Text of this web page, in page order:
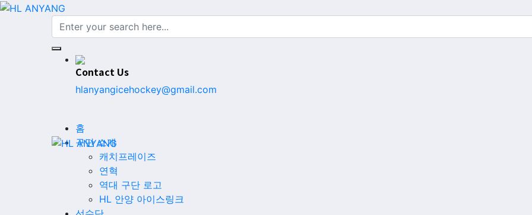
Contact Us
hlanyangicehockey@gmail.com
홈
구단 소개
캐치프레이즈
연혁
역대 구단 로고
HL 안양 아이스링크